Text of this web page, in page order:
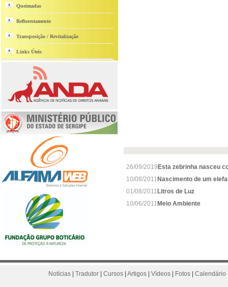
Queimadas
Reflorestamento
Transposição / Revitalização
Links Úteis
26/09/2019 Esta zebrinha nasceu
10/08/2011 Nascimento de um
01/08/2011 Litros de Luz
10/06/2011 Meio Ambiente
Notícias Tradutor Cursos Artigos Vídeos Fotos Calendário